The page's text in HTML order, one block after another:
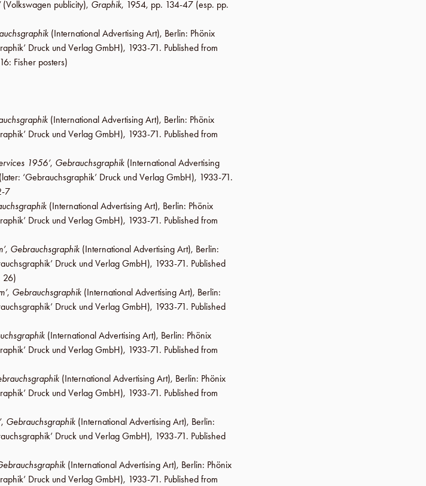
(Volkswagen publicity), Graphik, 1954, pp. 134-47 (esp. pp.
(International Advertising Art), Berlin: Phönix
Druck und Verlag GmbH), 1933-71. Published from
Fisher posters)
(International Advertising Art), Berlin: Phönix
Druck und Verlag GmbH), 1933-71. Published from
1956’, Gebrauchsgraphik (International Advertising
(later: ‘Gebrauchsgraphik’ Druck und Verlag GmbH), 1933-71.
7
(International Advertising Art), Berlin: Phönix
Druck und Verlag GmbH), 1933-71. Published from
, Gebrauchsgraphik (International Advertising Art), Berlin:
Druck und Verlag GmbH), 1933-71. Published
26)
, Gebrauchsgraphik (International Advertising Art), Berlin:
Druck und Verlag GmbH), 1933-71. Published
(International Advertising Art), Berlin: Phönix
Druck und Verlag GmbH), 1933-71. Published from
(International Advertising Art), Berlin: Phönix
Druck und Verlag GmbH), 1933-71. Published from
, Gebrauchsgraphik (International Advertising Art), Berlin:
Druck und Verlag GmbH), 1933-71. Published
(International Advertising Art), Berlin: Phönix
Druck und Verlag GmbH), 1933-71. Published from